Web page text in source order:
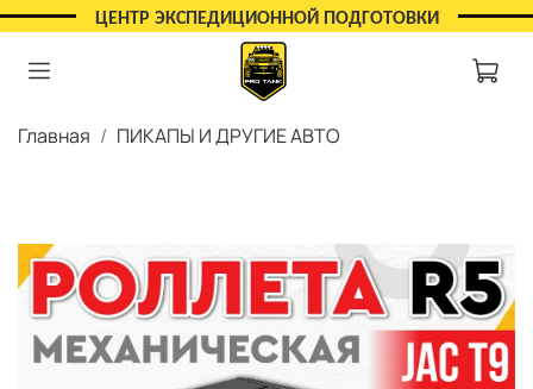
ЦЕНТР ЭКСПЕДИЦИОННОЙ ПОДГОТОВКИ
Главная ПИКАПЫ И ДРУГИЕ АВТО